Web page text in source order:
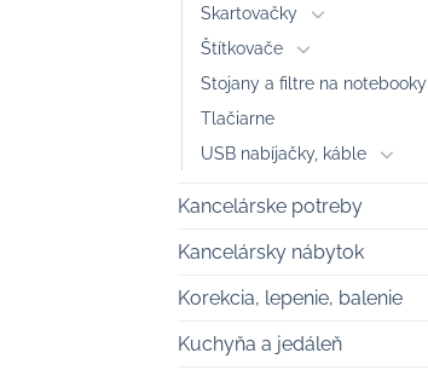
Skartovačky
Štítkovače
Stojany a filtre na notebooky
Tlačiarne
USB nabíjačky, káble
Kancelárske potreby
Kancelársky nábytok
Korekcia, lepenie, balenie
Kuchyňa a jedáleň